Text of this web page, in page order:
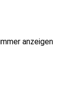
anzeigen